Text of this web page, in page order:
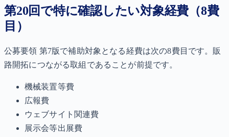
第20回で特に確認したい対象経費（8費
目）
公募要領 第7版で補助対象となる経費は次の8費目です。販
路開拓につながる取組であることが前提です。
機械装置等費
広報費
ウェブサイト関連費
展示会等出展費